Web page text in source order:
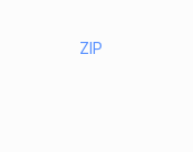
ZIP